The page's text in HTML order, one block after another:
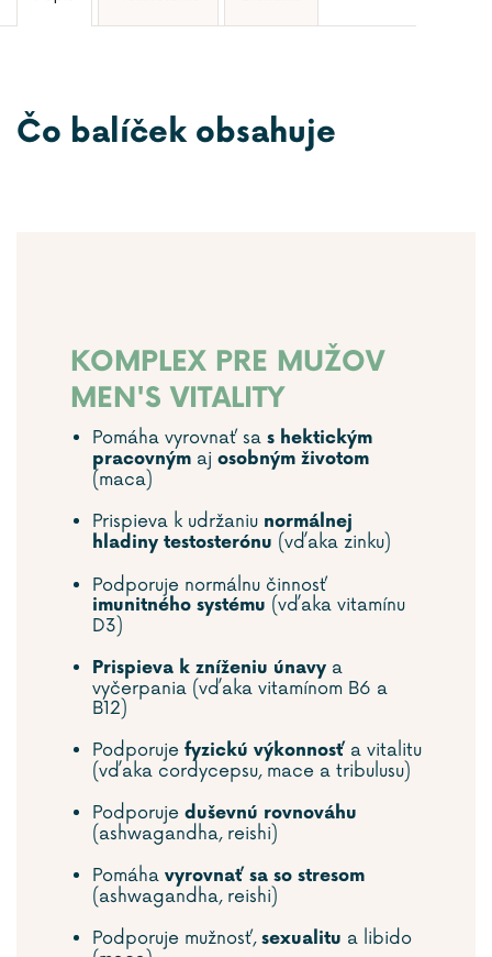
Čo balíček obsahuje
KOMPLEX PRE MUŽOV
MEN'S VITALITY
Pomáha vyrovnať sa s hektickým
pracovným aj osobným životom
(maca)
Prispieva k udržaniu normálnej
hladiny testosterónu (vďaka zinku)
Podporuje normálnu činnosť
imunitného systému (vďaka vitamínu
D3)
Prispieva k zníženiu únavy a
vyčerpania (vďaka vitamínom B6 a
B12)
Podporuje fyzickú výkonnosť a vitalitu
(vďaka cordycepsu, mace a tribulusu)
Podporuje duševnú rovnováhu
(ashwagandha, reishi)
Pomáha vyrovnať sa so stresom
(ashwagandha, reishi)
Podporuje mužnosť, sexualitu a libido